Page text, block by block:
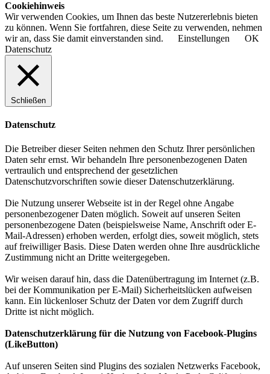
Cookiehinweis
Wir verwenden Cookies, um Ihnen das beste Nutzererlebnis bieten
zu können. Wenn Sie fortfahren, diese Seite zu verwenden, nehmen
wir an, dass Sie damit einverstanden sind.
Einstellungen
OK
Datenschutz
Schließen
Datenschutz
Die Betreiber dieser Seiten nehmen den Schutz Ihrer persönlichen
Daten sehr ernst. Wir behandeln Ihre personenbezogenen Daten
vertraulich und entsprechend der gesetzlichen
Datenschutzvorschriften sowie dieser Datenschutzerklärung.
Die Nutzung unserer Webseite ist in der Regel ohne Angabe
personenbezogener Daten möglich. Soweit auf unseren Seiten
personenbezogene Daten (beispielsweise Name, Anschrift oder E-
Mail-Adressen) erhoben werden, erfolgt dies, soweit möglich, stets
auf freiwilliger Basis. Diese Daten werden ohne Ihre ausdrückliche
Zustimmung nicht an Dritte weitergegeben.
Wir weisen darauf hin, dass die Datenübertragung im Internet (z.B.
bei der Kommunikation per E-Mail) Sicherheitslücken aufweisen
kann. Ein lückenloser Schutz der Daten vor dem Zugriff durch
Dritte ist nicht möglich.
Datenschutzerklärung für die Nutzung von Facebook-Plugins
(LikeButton)
Auf unseren Seiten sind Plugins des sozialen Netzwerks Facebook,